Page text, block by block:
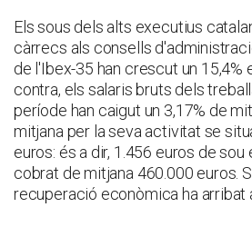
Els sous dels alts executius
càrrecs als consells
de l'Ibex-35 han crescut un 15,4%
contra, els salaris bruts dels
període han caigut un 3,17% de
mitjana per la seva activitat se
euros: és a dir, 1.456 euros de sou
cobrat de mitjana 460.000 euros.
recuperació econòmica ha arribat